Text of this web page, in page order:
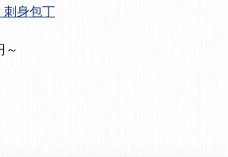
刺身包丁
～